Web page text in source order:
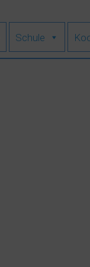
Schule